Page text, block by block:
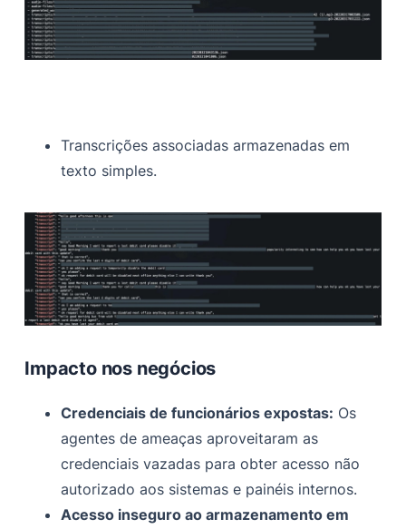
Transcrições associadas armazenadas em
texto simples.
Impacto nos negócios
Credenciais de funcionários expostas: Os
agentes de ameaças aproveitaram as
credenciais vazadas para obter acesso não
autorizado aos sistemas e painéis internos.
Acesso inseguro ao armazenamento em